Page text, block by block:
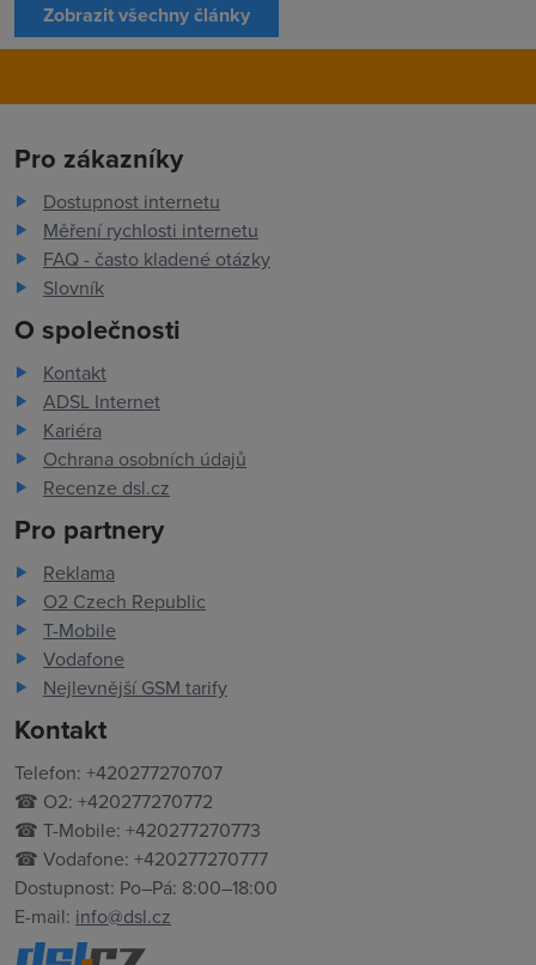
Zobrazit všechny články
Pro zákazníky
Dostupnost internetu
Měření rychlosti internetu
FAQ - často kladené otázky
Slovník
O společnosti
Kontakt
ADSL Internet
Kariéra
Ochrana osobních údajů
Recenze dsl.cz
Pro partnery
Reklama
O2 Czech Republic
T-Mobile
Vodafone
Nejlevnější GSM tarify
Kontakt
Telefon: +420277270707
☎ O2: +420277270772
☎ T-Mobile: +420277270773
☎ Vodafone: +420277270777
Dostupnost: Po–Pá: 8:00–18:00
E-mail: info@dsl.cz